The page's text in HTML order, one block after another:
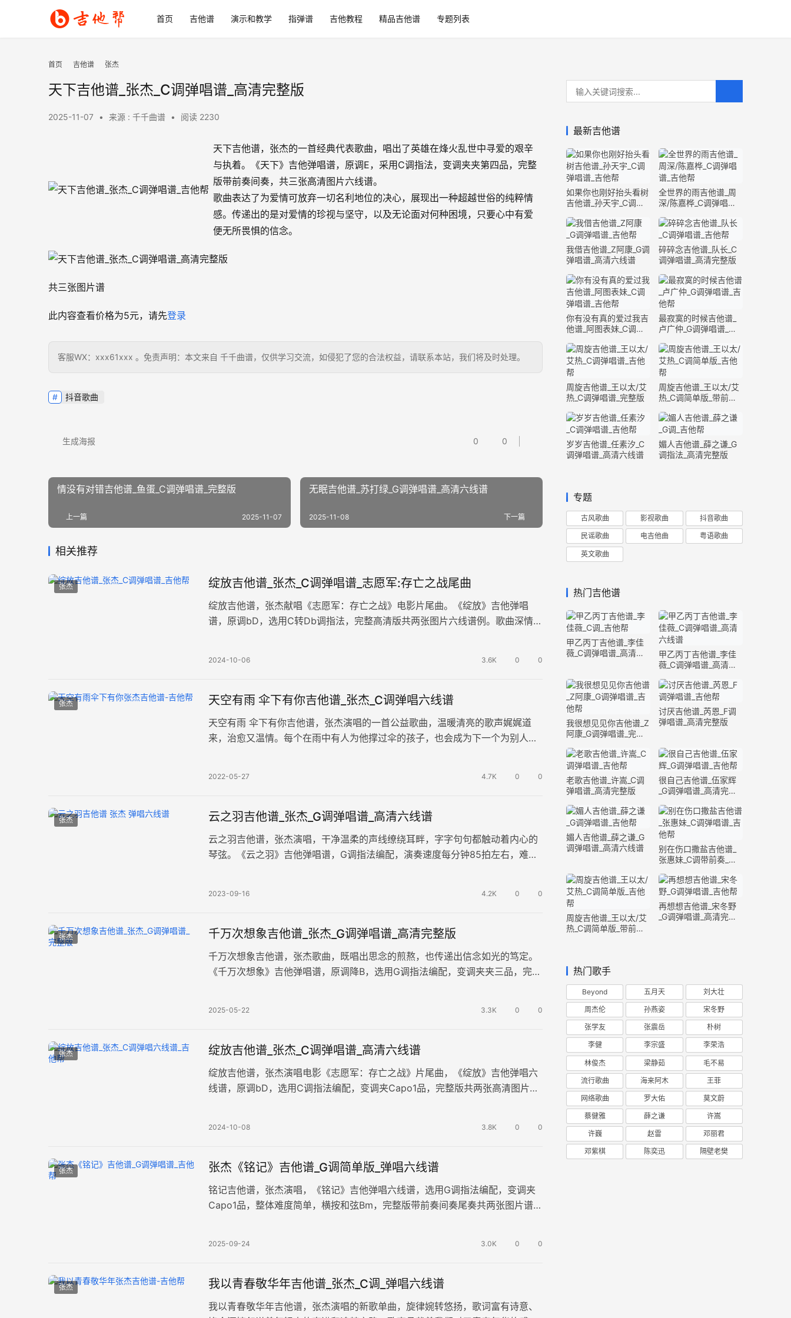
首页 吉他谱 演示和教学 指弹谱 吉他教程 精品吉他谱 专题列表
首页 吉他谱 张杰
天下吉他谱_张杰_C调弹唱谱_高清完整版
2025-11-07 • 来源 : 千千曲谱 • 阅读 2230
天下吉他谱，张杰的一首经典代表歌曲，唱出了英雄在烽火乱世中寻爱的艰辛
与执着。《天下》吉他弹唱谱，原调E，采用C调指法，变调夹夹第四品，完整
版带前奏间奏，共三张高清图片六线谱。
歌曲表达了为爱情可放弃一切名利地位的决心，展现出一种超越世俗的纯粹情
感。传递出的是对爱情的珍视与坚守，以及无论面对何种困境，只要心中有爱
便无所畏惧的信念。
共三张图片谱
此内容查看价格为5元，请先登录
客服WX：xxx61xxx 。免责声明：本文来自 千千曲谱，仅供学习交流，如侵犯了您的合法权益，请联系本站，我们将及时处理。
抖音歌曲
0 0
生成海报
情没有对错吉他谱_鱼蛋_C调弹唱谱_完整版
上一篇 2025-11-07
无眠吉他谱_苏打绿_G调弹唱谱_高清六线谱
下一篇
2025-11-08
相关推荐
张杰 绽放吉他谱_张杰_C调弹唱谱_志愿军:存亡之战尾曲
绽放吉他谱，张杰献唱《志愿军：存亡之战》电影片尾曲。《绽放》吉他弹唱
谱，原调bD，选用C转Db调指法，完整高清版共两张图片六线谱例。歌曲深情地
2024-10-06 3.6K 0 0
张杰 天空有雨 伞下有你吉他谱_张杰_C调弹唱六线谱
天空有雨 伞下有你吉他谱，张杰演唱的一首公益歌曲，温暖清亮的歌声娓娓道
来，治愈又温情。每个在雨中有人为他撑过伞的孩子，也会成为下一个为别人撑
2022-05-27 4.7K 0 0
张杰 云之羽吉他谱_张杰_G调弹唱谱_高清六线谱
云之羽吉他谱，张杰演唱，干净温柔的声线缭绕耳畔，字字句句都触动着内心的
琴弦。《云之羽》吉他弹唱谱，G调指法编配，演奏速度每分钟85拍左右，难度
2023-09-16 4.2K 0 0
张杰 千万次想象吉他谱_张杰_G调弹唱谱_高清完整版
千万次想象吉他谱，张杰歌曲，既唱出思念的煎熬，也传递出信念如光的笃定。
《千万次想象》吉他弹唱谱，原调降B，选用G调指法编配，变调夹夹三品，完整
2025-05-22 3.3K 0 0
张杰 绽放吉他谱_张杰_C调弹唱谱_高清六线谱
绽放吉他谱，张杰演唱电影《志愿军：存亡之战》片尾曲，《绽放》吉他弹唱六
线谱，原调bD，选用C调指法编配，变调夹Capo1品，完整版共两张高清图片
2024-10-08 3.8K 0 0
张杰 张杰《铭记》吉他谱_G调简单版_弹唱六线谱
铭记吉他谱，张杰演唱，《铭记》吉他弹唱六线谱，选用G调指法编配，变调夹
Capo1品，整体难度简单，横按和弦Bm，完整版带前奏间奏尾奏共两张图片谱
2025-09-24 3.0K 0 0
张杰 我以青春敬华年吉他谱_张杰_C调_弹唱六线谱
我以青春敬华年吉他谱，张杰演唱的新歌单曲，旋律婉转悠扬，歌词富有诗意、
最新吉他谱
如果你也刚好抬头看树
吉他谱_孙天宇_C调弹
全世界的雨吉他谱_周
深/陈嘉桦_C调弹唱谱_
我借吉他谱_Z阿康_G调
弹唱谱_高清六线谱
碎碎念吉他谱_队长_C
调弹唱谱_高清完整版
你有没有真的爱过我吉
他谱_阿图表妹_C调弹
最寂寞的时候吉他谱_
卢广仲_G调弹唱谱_高
周旋吉他谱_王以太/艾
热_C调弹唱谱_完整版
周旋吉他谱_王以太/艾
热_C调简单版_带前奏
岁岁吉他谱_任素汐_C
调弹唱谱_高清六线谱
媚人吉他谱_薛之谦_G
调指法_高清完整版
专题
古风歌曲 影视歌曲 抖音歌曲
民谣歌曲 电吉他曲 粤语歌曲
英文歌曲
热门吉他谱
甲乙丙丁吉他谱_李佳
薇_C调弹唱谱_高清六
甲乙丙丁吉他谱_李佳
薇_C调弹唱谱_高清六
我很想见见你吉他谱_Z
阿康_G调弹唱谱_完整
讨厌吉他谱_芮恩_F调
弹唱谱_高清完整版
老歌吉他谱_许嵩_C调
弹唱谱_高清完整版
很自己吉他谱_伍家辉
_G调弹唱谱_高清完整
媚人吉他谱_薛之谦_G
调弹唱谱_高清六线谱
别在伤口撒盐吉他谱_
张惠妹_C调带前奏_完
周旋吉他谱_王以太/艾
热_C调简单版_带前奏
再想想吉他谱_宋冬野
_G调弹唱谱_高清完整
热门歌手
Beyond 五月天 刘大壮
周杰伦 孙燕姿 宋冬野
张学友 张震岳 朴树
李健 李宗盛 李荣浩
林俊杰 梁静茹 毛不易
流行歌曲 海来阿木 王菲
网络歌曲 罗大佑 莫文蔚
蔡健雅 薛之谦 许嵩
许巍 赵雷 邓丽君
邓紫棋 陈奕迅 隔壁老樊